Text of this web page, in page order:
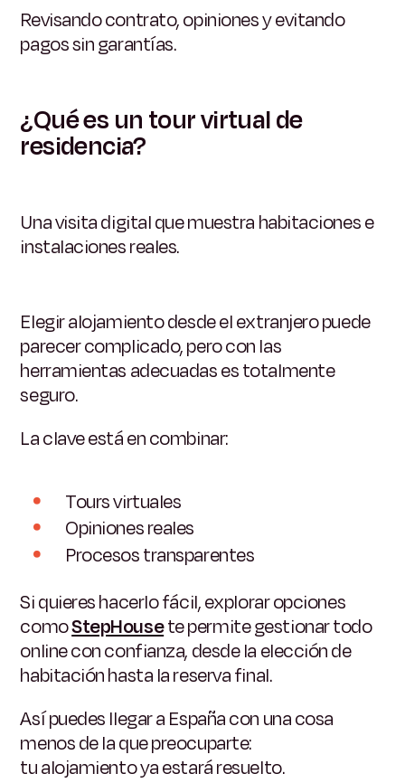
Revisando contrato, opiniones y evitando
pagos sin garantías.
¿Qué es un tour virtual de
residencia?
Una visita digital que muestra habitaciones e
instalaciones reales.
Elegir alojamiento desde el extranjero puede
parecer complicado, pero con las
herramientas adecuadas es totalmente
seguro.
La clave está en combinar:
Tours virtuales
Opiniones reales
Procesos transparentes
Si quieres hacerlo fácil, explorar opciones
comoStepHousete permite gestionar todo
online con confianza, desde la elección de
habitación hasta la reserva final.
Así puedes llegar a España con una cosa
menos de la que preocuparte:
tu alojamiento ya estará resuelto.